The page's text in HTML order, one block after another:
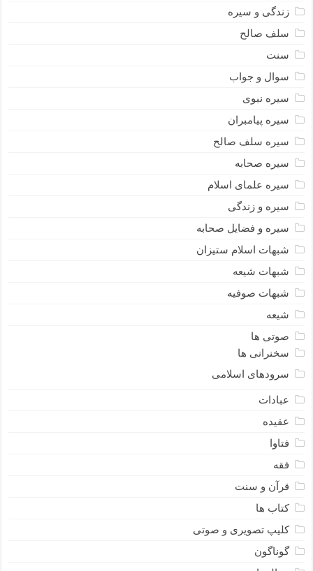
زندگی و سیره
سلف صالح
سنت
سوال و جواب
سیره نبوى
سیره پیامبران
سیره سلف صالح
سیره صحابه
سیره علمای اسلام
سیره و زندگی
سیره و فضایل صحابه
شبهات اسلام ستیزان
شبهات شیعه
شبهات صوفیه
شیعه
صوتی ها
سخنرانی ها
سرودهای اسلامی
عبادات
عقیده
فتاوا
فقه
قرآن و سنت
کتاب ها
کلیپ تصویری و صوتی
گوناگون